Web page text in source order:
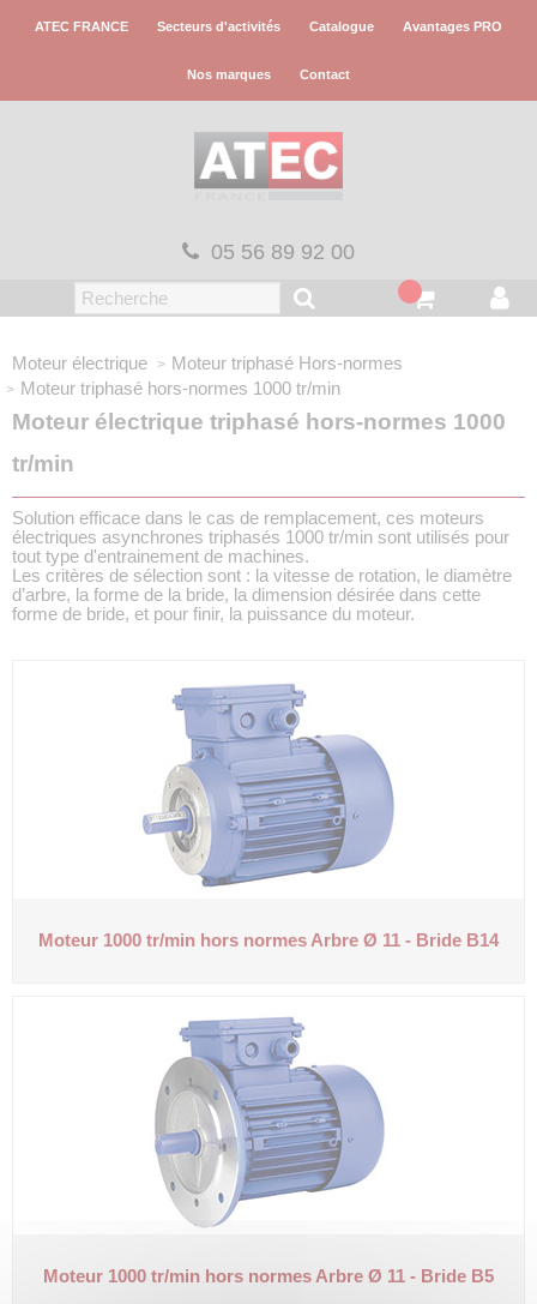
ATEC FRANCE Secteurs d'activités Catalogue Avantages PRO
Nos marques Contact
05 56 89 92 00
Moteur électrique Moteur triphasé Hors-normes
Moteur triphasé hors-normes 1000 tr/min
Moteur électrique triphasé hors-normes 1000
tr/min
Solution efficace dans le cas de remplacement, ces moteurs
électriques asynchrones triphasés 1000 tr/min sont utilisés pour
tout type d'entrainement de machines.
Les critères de sélection sont : la vitesse de rotation, le diamètre
d’arbre, la forme de la bride, la dimension désirée dans cette
forme de bride, et pour finir, la puissance du moteur.
Moteur 1000 tr/min hors normesArbre Ø 11 - Bride B14
Moteur 1000 tr/min hors normesArbre Ø 11 - Bride B5